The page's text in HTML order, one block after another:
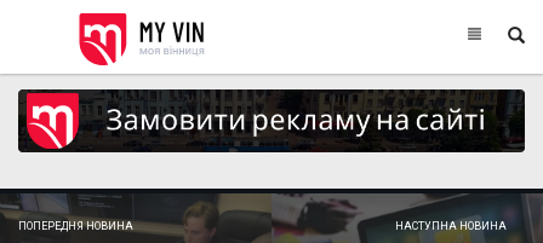
ПОПЕРЕДНЯ НОВИНА НАСТУПНА НОВИНА